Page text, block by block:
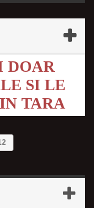
DOAR
SI LE
TARA